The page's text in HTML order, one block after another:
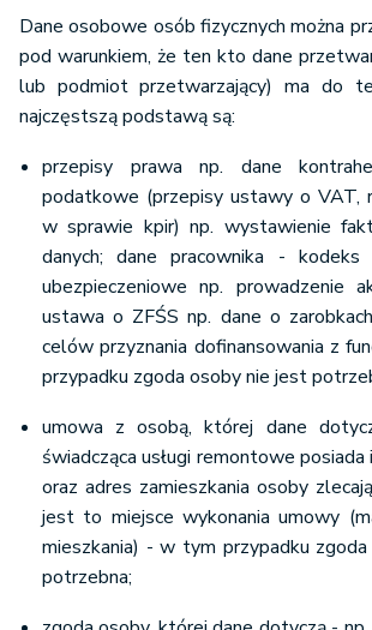
Dane osobowe osób fizycznych można
pod warunkiem, że ten kto dane
lub podmiot przetwarzający) ma do
najczęstszą podstawą są:
przepisy prawa np. dane
podatkowe (przepisy ustawy o VAT,
w sprawie kpir) np. wystawienie
danych; dane pracownika - kodeks
ubezpieczeniowe np. prowadzenie
ustawa o ZFŚS np. dane o
celów przyznania dofinansowania z
przypadku zgoda osoby nie jest
umowa z osobą, której dane
świadcząca usługi remontowe
oraz adres zamieszkania osoby
jest to miejsce wykonania umowy
mieszkania) - w tym przypadku
potrzebna;